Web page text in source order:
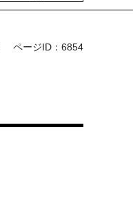
ページID：6854